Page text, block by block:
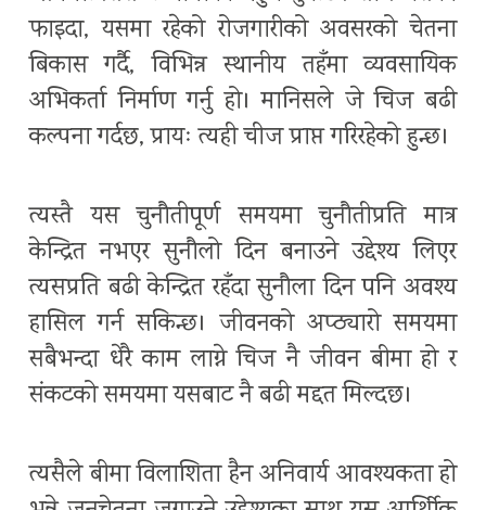
फाइदा, यसमा रहेको रोजगारीको अवसरको चेतना
बिकास गर्दै, विभिन्न स्थानीय तहँमा व्यवसायिक
अभिकर्ता निर्माण गर्नु हो। मानिसले जे चिज बढी
कल्पना गर्दछ, प्रायः त्यही चीज प्राप्त गरिरहेको हुन्छ।
त्यस्तै यस चुनौतीपूर्ण समयमा चुनौतीप्रति मात्र
केन्द्रित नभएर सुनौलो दिन बनाउने उद्देश्य लिएर
त्यसप्रति बढी केन्द्रित रहँदा सुनौला दिन पनि अवश्य
हासिल गर्न सकिन्छ। जीवनको अप्ठ्यारो समयमा
सबैभन्दा धेरै काम लाग्ने चिज नै जीवन बीमा हो र
संकटको समयमा यसबाट नै बढी मद्दत मिल्दछ।
त्यसैले बीमा विलाशिता हैन अनिवार्य आवश्यकता हो